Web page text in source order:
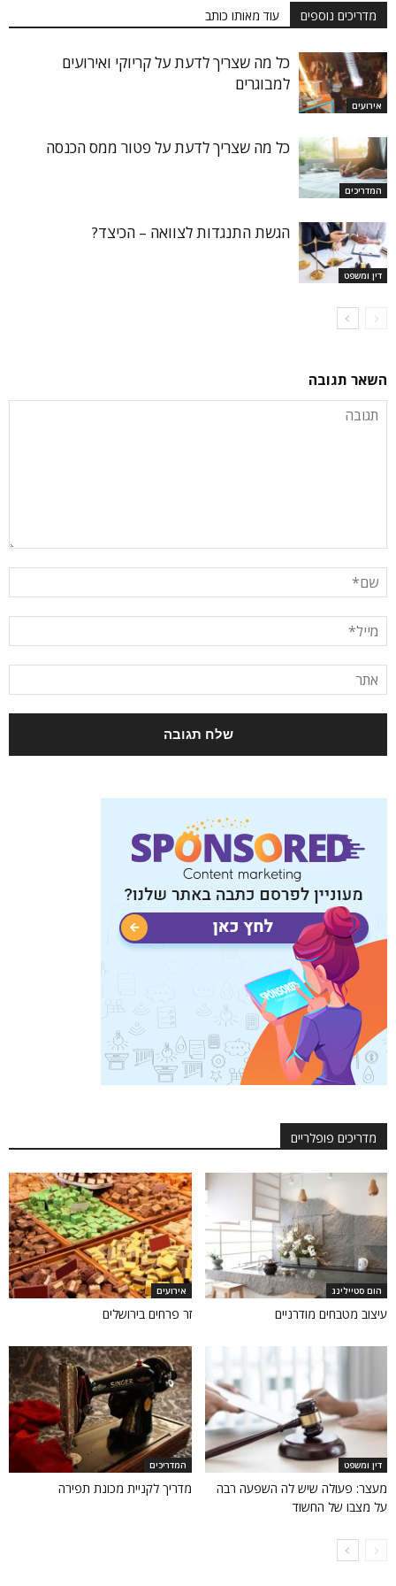
מדריכים נוספים עוד מאותו כותב
אירועים
כל מה שצריך לדעת על קריוקי ואירועים
למבוגרים
המדריכים
כל מה שצריך לדעת על פטור ממס הכנסה
דין ומשפט
הגשת התנגדות לצוואה – הכיצד?
השאר תגובה
מדריכים פופלריים
הום סטיילינג
עיצוב מטבחים מודרניים
אירועים
זר פרחים בירושלים
דין ומשפט
מעצר: פעולה שיש לה השפעה רבה
על מצבו של החשוד
המדריכים
מדריך לקניית מכונת תפירה